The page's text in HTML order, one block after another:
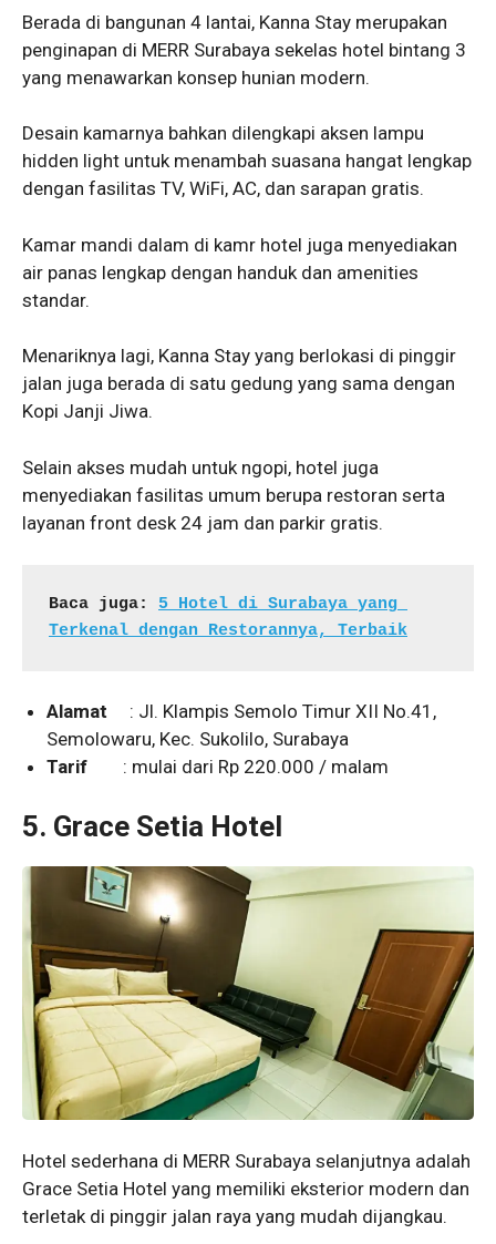
Berada di bangunan 4 lantai, Kanna Stay merupakan
penginapan di MERR Surabaya sekelas hotel bintang 3
yang menawarkan konsep hunian modern.
Desain kamarnya bahkan dilengkapi aksen lampu
hidden light untuk menambah suasana hangat lengkap
dengan fasilitas TV, WiFi, AC, dan sarapan gratis.
Kamar mandi dalam di kamr hotel juga menyediakan
air panas lengkap dengan handuk dan amenities
standar.
Menariknya lagi, Kanna Stay yang berlokasi di pinggir
jalan juga berada di satu gedung yang sama dengan
Kopi Janji Jiwa.
Selain akses mudah untuk ngopi, hotel juga
menyediakan fasilitas umum berupa restoran serta
layanan front desk 24 jam dan parkir gratis.
Baca juga: 5 Hotel di Surabaya yang
Terkenal dengan Restorannya, Terbaik
Alamat : Jl. Klampis Semolo Timur XII No.41,
Semolowaru, Kec. Sukolilo, Surabaya
Tarif : mulai dari Rp 220.000 / malam
5. Grace Setia Hotel
Hotel sederhana di MERR Surabaya selanjutnya adalah
Grace Setia Hotel yang memiliki eksterior modern dan
terletak di pinggir jalan raya yang mudah dijangkau.